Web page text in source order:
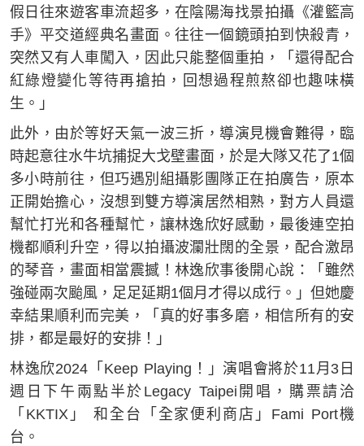
假日往來遊客車流超多，在陰陽海找景拍攝《灌籃高
手》平交道經典名畫面。往往一個鏡頭拍到快殺青，
突然又有人車闖入，因此只能整個重拍，「還得配合
紅綠燈變化等待再搶拍，回想過程煎熬卻也趣味橫
生。」
此外，由於等好天氣一波三折，導演見機會難得，臨
時起意往水牛坑捕捉大戈壁畫面，於是大隊又花了1個
多小時前往，但巧遇別組攝影團隊正在拍廣告，原本
正開始擔心，沒想到雙方導演居然相熟，對方人員還
幫忙打光和各種幫忙，讓林逸欣好感動，最後連空拍
機都順利升空，得以拍攝波瀾壯闊的全景，配合激昂
的琴音，畫面相當震撼！林逸欣事後開心說：「雖然
強碰兩次颱風，足足延期1個月才得以成行。」但她慶
幸結果順利而完美，「真的好事多磨，相信所有的安
排，都是最好的安排！」
林逸欣2024「Keep Playing！」演唱會將於11月3日
週日下午兩點半於Legacy Taipei開唱，購票請洽
「KKTIX」 和全台「全家便利商店」Fami Port機
台。